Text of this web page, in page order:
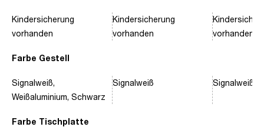
Farbe Gestell
Farbe Tischplatte
Kindersicherung
vorhanden
Signalweiß,
Weißaluminium, Schwarz
Kindersicherung
vorhanden
Signalweiß
vorhanden
Signalweiß,